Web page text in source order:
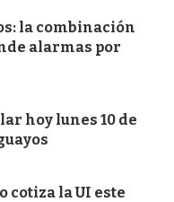
la combinación
alarmas por
hoy lunes 10 de
cotiza la UI este